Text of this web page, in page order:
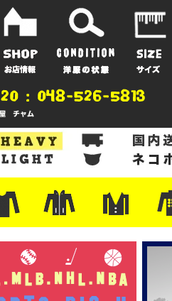
ノ
イロ
ジェームス/ルミノア
サーマル/ラグビー・プリント/半袖/スウェット
・チャンピオン/リバース
・パーカー ・デニム/コットン
・アウトドア/フリース
・ジャージ/ナイロン
・ミリタリー/ワーク
・ウール/レザー
・スーツ/ジレ